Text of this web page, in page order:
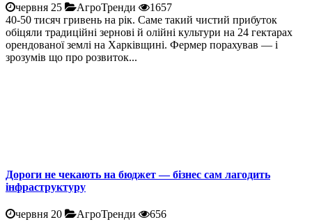
червня 25 АгроТренди
1657
40-50 тисяч гривень на рік. Саме такий чистий прибуток
обіцяли традиційні зернові й олійні культури на 24 гектарах
орендованої землі на Харківщині. Фермер порахував — і
зрозумів що про розвиток...
Дороги не чекають на бюджет — бізнес сам лагодить
інфраструктуру
червня 20 АгроТренди
656